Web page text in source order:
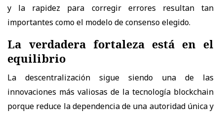
y la rapidez para corregir errores resultan tan
importantes como el modelo de consenso elegido.
La verdadera fortaleza está en el
equilibrio
La descentralización sigue siendo una de las
innovaciones más valiosas de la tecnología blockchain
porque reduce la dependencia de una autoridad única y